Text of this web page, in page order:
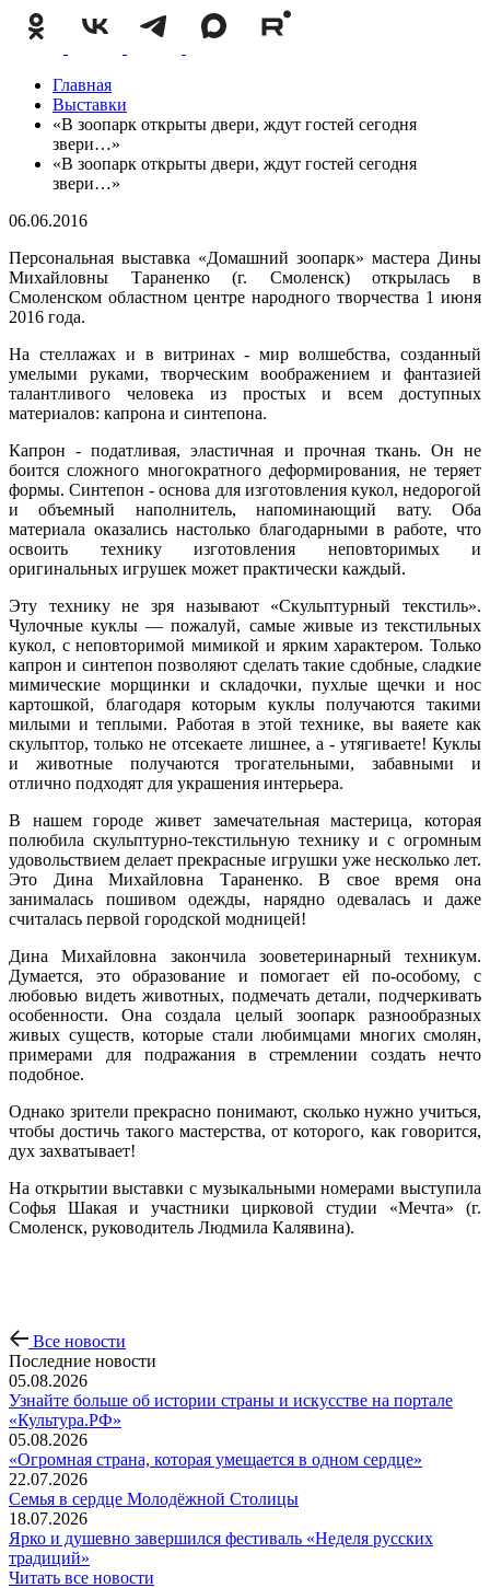
Главная
Выставки
«В зоопарк открыты двери, ждут гостей сегодня
звери…»
«В зоопарк открыты двери, ждут гостей сегодня
звери…»
06.06.2016
Персональная выставка «Домашний зоопарк» мастера Дины
Михайловны Тараненко (г. Смоленск) открылась в
Смоленском областном центре народного творчества 1 июня
2016 года.
На стеллажах и в витринах - мир волшебства, созданный
умелыми руками, творческим воображением и фантазией
талантливого человека из простых и всем доступных
материалов: капрона и синтепона.
Капрон - податливая, эластичная и прочная ткань. Он не
боится сложного многократного деформирования, не теряет
формы. Синтепон - основа для изготовления кукол, недорогой
и объемный наполнитель, напоминающий вату. Оба
материала оказались настолько благодарными в работе, что
освоить технику изготовления неповторимых и
оригинальных игрушек может практически каждый.
Эту технику не зря называют «Скульптурный текстиль».
Чулочные куклы — пожалуй, самые живые из текстильных
кукол, с неповторимой мимикой и ярким характером. Только
капрон и синтепон позволяют сделать такие сдобные, сладкие
мимические морщинки и складочки, пухлые щечки и нос
картошкой, благодаря которым куклы получаются такими
милыми и теплыми. Работая в этой технике, вы ваяете как
скульптор, только не отсекаете лишнее, а - утягиваете! Куклы
и животные получаются трогательными, забавными и
отлично подходят для украшения интерьера.
В нашем городе живет замечательная мастерица, которая
полюбила скульптурно-текстильную технику и с огромным
удовольствием делает прекрасные игрушки уже несколько лет.
Это Дина Михайловна Тараненко. В свое время она
занималась пошивом одежды, нарядно одевалась и даже
считалась первой городской модницей!
Дина Михайловна закончила зооветеринарный техникум.
Думается, это образование и помогает ей по-особому, с
любовью видеть животных, подмечать детали, подчеркивать
особенности. Она создала целый зоопарк разнообразных
живых существ, которые стали любимцами многих смолян,
примерами для подражания в стремлении создать нечто
подобное.
Однако зрители прекрасно понимают, сколько нужно учиться,
чтобы достичь такого мастерства, от которого, как говорится,
дух захватывает!
На открытии выставки с музыкальными номерами выступила
Софья Шакая и участники цирковой студии «Мечта» (г.
Смоленск, руководитель Людмила Калявина).
Все новости
Последние новости
05.08.2026
Узнайте больше об истории страны и искусстве на портале
«Культура.РФ»
05.08.2026
«Огромная страна, которая умещается в одном сердце»
22.07.2026
Семья в сердце Молодёжной Столицы
18.07.2026
Ярко и душевно завершился фестиваль «Неделя русских
традиций»
Читать все новости